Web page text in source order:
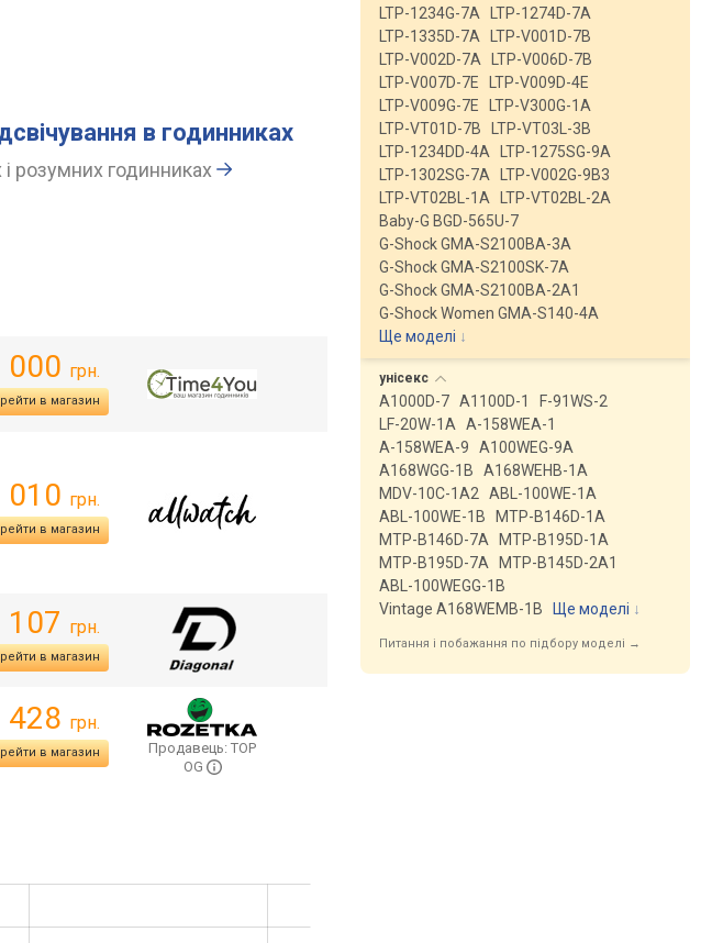
в годинниках
розумних годинниках
000 грн.
в магазин
010 грн.
в магазин
107 грн.
в магазин
428 грн.
в магазин Продавець: TOP
OG
LTP-1234G-7A
LTP-1274D-7A
LTP-1335D-7A
LTP-V001D-7B
LTP-V002D-7A
LTP-V006D-7B
LTP-V007D-7E
LTP-V009D-4E
LTP-V009G-7E
LTP-V300G-1A
LTP-VT01D-7B
LTP-VT03L-3B
LTP-1234DD-4A
LTP-1275SG-9A
LTP-1302SG-7A
LTP-V002G-9B3
LTP-VT02BL-1A
LTP-VT02BL-2A
Baby-G BGD-565U-7
G-Shock GMA-S2100BA-3A
G-Shock GMA-S2100SK-7A
G-Shock GMA-S2100BA-2A1
G-Shock Women GMA-S140-4A
Ще моделі ↓
унісекс
A1000D-7 A1100D-1
F-91WS-2
LF-20W-1A
A-158WEA-1
A-158WEA-9
A100WEG-9A
A168WGG-1B
A168WEHB-1A
MDV-10C-1A2
ABL-100WE-1A
ABL-100WE-1B
MTP-B146D-1A
MTP-B146D-7A
MTP-B195D-1A
MTP-B195D-7A
MTP-B145D-2A1
ABL-100WEGG-1B
Vintage A168WEMB-1B
Ще моделі ↓
Питання і побажання по підбору моделі →